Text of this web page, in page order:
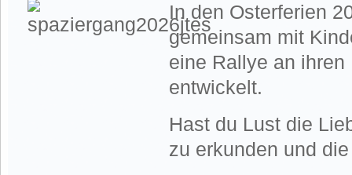
In den Osterferien
gemeinsam mit
eine Rallye an
entwickelt.
Hast du Lust die
zu erkunden und